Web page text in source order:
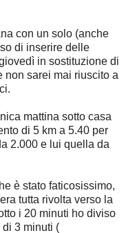
con un solo (anche
di inserire delle
in sostituzione di
non sarei mai riuscito a
mattina sotto casa
di 5 km a 5.40 per
2.000 e lui quella da
è stato faticosissimo,
tutta rivolta verso la
i 20 minuti ho diviso
di 3 minuti (